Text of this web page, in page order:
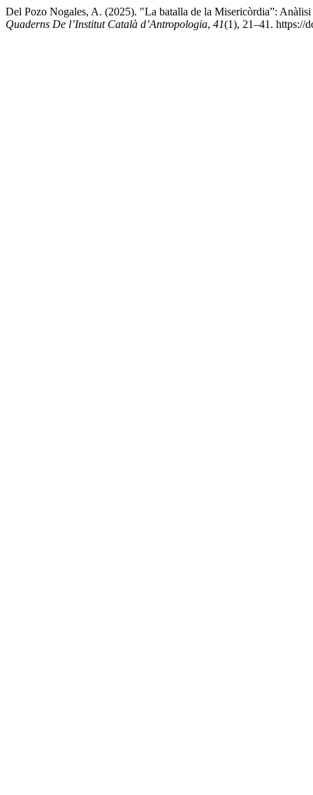
Del Pozo Nogales, A. (2025). "La batalla de la Misericòrdia”:
Quaderns De l’Institut Català d’Antropologia, 41(1), 21–41. https://